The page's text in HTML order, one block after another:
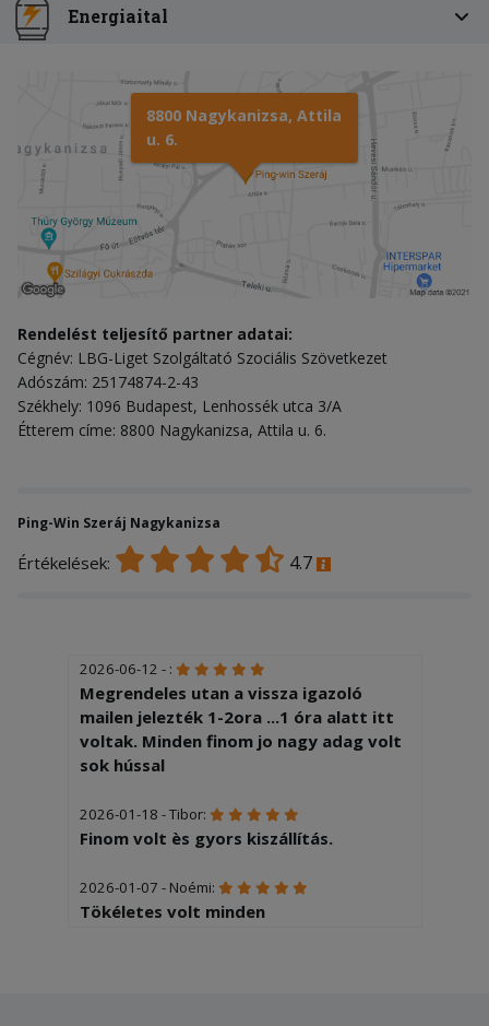
Energiaital
8800 Nagykanizsa, Attila
u. 6.
Rendelést teljesítő partner adatai:
Cégnév: LBG-Liget Szolgáltató Szociális Szövetkezet
Adószám: 25174874-2-43
Székhely: 1096 Budapest, Lenhossék utca 3/A
Étterem címe: 8800 Nagykanizsa, Attila u. 6.
Ping-Win Szeráj Nagykanizsa
Értékelések: 4.7
2026-06-12 - :
Megrendeles utan a vissza igazoló
mailen jelezték 1-2ora ...1 óra alatt itt
voltak. Minden finom jo nagy adag volt
sok hússal
2026-01-18 - Tibor:
Finom volt ès gyors kiszállítás.
2026-01-07 - Noémi:
Tökéletes volt minden